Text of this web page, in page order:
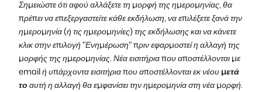
Σημειώστε ότι αφού αλλάξετε τη μορφή της ημερομηνίας, θα
πρέπει να επεξεργαστείτε κάθε εκδήλωση, να επιλέξετε ξανά την
ημερομηνία (ή τις ημερομηνίες) της εκδήλωσης και να κάνετε
κλικ στην επιλογή "Ενημέρωση" πριν εφαρμοστεί η αλλαγή της
μορφής της ημερομηνίας. Νέα εισιτήρια που αποστέλλονται με
email ή υπάρχοντα εισιτήρια που αποστέλλονται εκ νέουμετά
τοαυτή η αλλαγή θα εμφανίσει την ημερομηνία στη νέα μορφή.